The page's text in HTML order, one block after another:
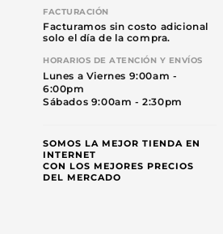
FACTURACIÓN
Facturamos sin costo adicional
solo el día de la compra.
HORARIOS DE ATENCIÓN Y ENVÍOS
Lunes a Viernes 9:00am -
6:00pm
Sábados 9:00am - 2:30pm
SOMOS LA MEJOR TIENDA EN
INTERNET
CON LOS MEJORES PRECIOS
DEL MERCADO